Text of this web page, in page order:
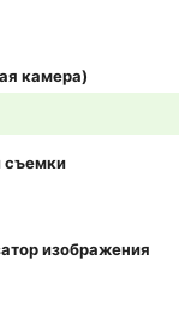
камера)
съемки
изображения